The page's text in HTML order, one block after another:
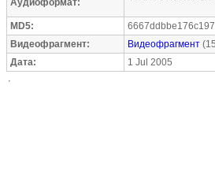
Аудиоформат:
MD5:
Видеофрагмент:
Видеофрагмент
Дата:
1 Jul 2005